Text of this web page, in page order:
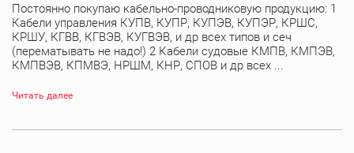
Постоянно покупаю кабельно-проводниковую продукцию: 1
Кабели управления КУПВ, КУПР, КУПЭВ, КУПЭР, КРШС,
КРШУ, КГВВ, КГВЭВ, КУГВЭВ, и др всех типов и сеч
(перематывать не надо!) 2 Кабели судовые КМПВ, КМПЭВ,
КМПВЭВ, КПМВЭ, НРШМ, КНР, СПОВ и др всех ...
Читать далее